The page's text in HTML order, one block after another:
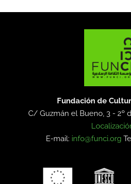
Fundación de
C/ Guzmán el Bueno, 3 - 2º
E-mail: info@funci.org